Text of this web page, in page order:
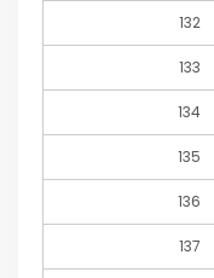
132
133
134
135
136
137